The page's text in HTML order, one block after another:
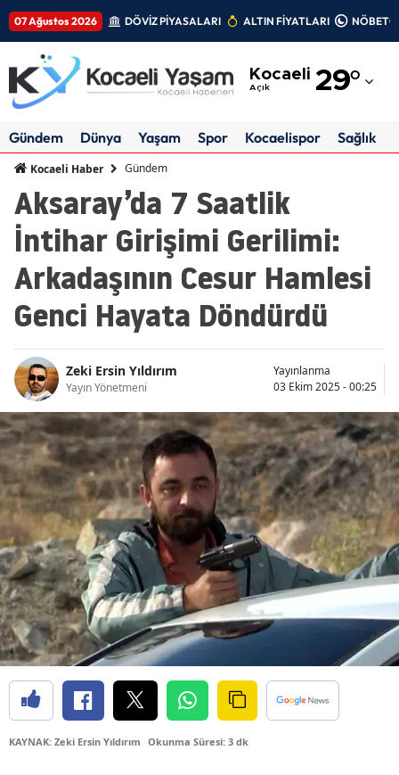
07 Ağustos 2026 DÖVİZ PİYASALARI ALTIN FİYATLARI
Kocaeli
Açık 29°
Adıyaman
Amasya
Ankara
Antalya
Artvin
Aydın
Balıkesir
Bilecik
Bingöl
Bitlis
Bolu
Burdur
Bursa
Çorum
Gündem Dünya Yaşam Spor Kocaelispor Sağlık
Kocaeli Haber Gündem
Aksaray’da 7 Saatlik
İntihar Girişimi Gerilimi:
Arkadaşının Cesur Hamlesi
Genci Hayata Döndürdü
Zeki Ersin Yıldırım
Yayın Yönetmeni
Yayınlanma
03 Ekim 2025 - 00:25
KAYNAK: Zeki Ersin Yıldırım Okunma Süresi: 3 dk